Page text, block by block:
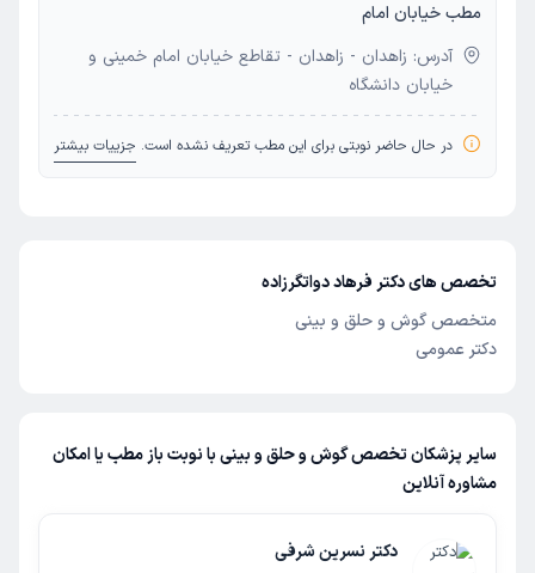
مطب خیابان امام
آدرس: زاهدان - زاهدان - تقاطع خیابان امام خمینی و
خیابان دانشگاه
در حال حاضر نوبتی برای این مطب تعریف نشده است. جزییات بیشتر
تخصص های دکتر فرهاد دواتگرزاده
متخصص گوش و حلق و بینی
دکتر عمومی
سایر پزشکان تخصص گوش و حلق و بینی با نوبت باز مطب یا امکان
مشاوره آنلاین
دکتر نسرین شرفی